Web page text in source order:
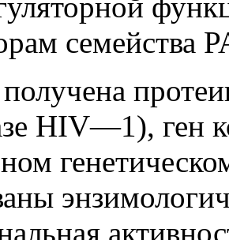
семейства
HIV—1), ген